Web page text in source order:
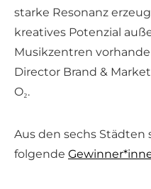
starke Resonanz
kreatives Potenzial
Musikzentren
Director Brand &
O₂.
Aus den sechs Städten
folgende